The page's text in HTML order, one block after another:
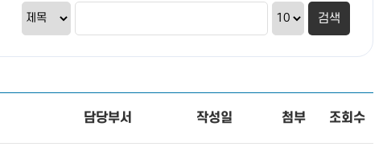
담당부서 작성일 첨부 조회수